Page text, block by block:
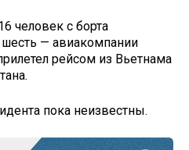
человек с борта
— авиакомпании
рейсом из Вьетнама
пока неизвестны.